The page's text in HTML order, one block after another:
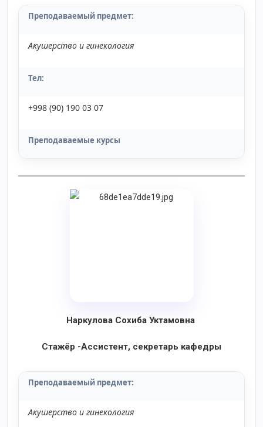
Преподаваемый предмет:
Акушерство и гинекология
Тел:
+998 (90) 190 03 07
Преподаваемые курсы
Наркулова Сохиба Уктамовна
Стажёр -Ассистент, секретарь кафедры
Преподаваемый предмет:
Акушерство и гинекология